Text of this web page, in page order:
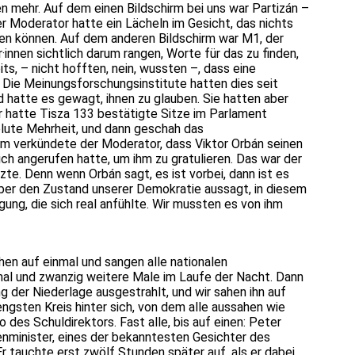
mehr. Auf dem einen Bildschirm bei uns war Partizán –
Moderator hatte ein Lächeln im Gesicht, das nichts
können. Auf dem anderen Bildschirm war M1, der
sichtlich darum rangen, Worte für das zu finden,
– nicht hofften, nein, wussten –, dass eine
Meinungsforschungsinstitute hatten dies seit
hatte es gewagt, ihnen zu glauben. Sie hatten aber
hatte Tisza 133 bestätigte Sitze im Parlament
Mehrheit, und dann geschah das
verkündete der Moderator, dass Viktor Orbán seinen
angerufen hatte, um ihm zu gratulieren. Das war der
Denn wenn Orbán sagt, es ist vorbei, dann ist es
den Zustand unserer Demokratie aussagt, in diesem
die sich real anfühlte. Wir mussten es von ihm
auf einmal und sangen alle nationalen
und zwanzig weitere Male im Laufe der Nacht. Dann
der Niederlage ausgestrahlt, und wir sahen ihn auf
Kreis hinter sich, von dem alle aussahen wie
des Schuldirektors. Fast alle, bis auf einen: Peter
eines der bekanntesten Gesichter des
tauchte erst zwölf Stunden später auf, als er dabei